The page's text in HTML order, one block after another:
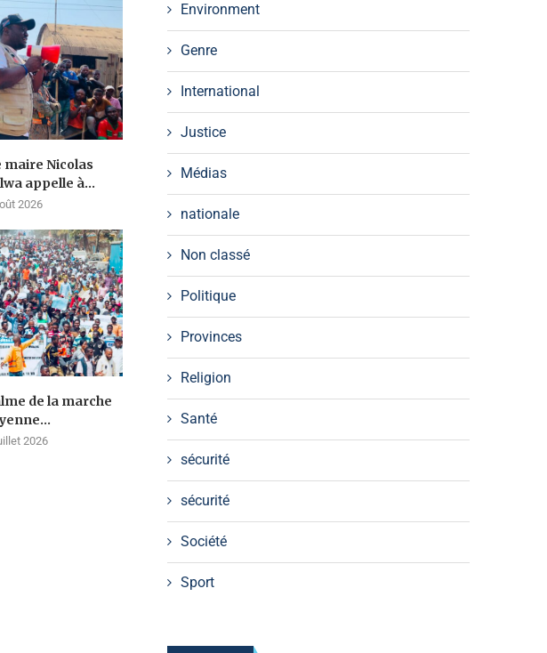
maire Nicolas
appelle à...
2026
de la marche
2026
Environment
Genre
International
Justice
Médias
nationale
Non classé
Politique
Provinces
Religion
Santé
sécurité
sécurité
Société
Sport